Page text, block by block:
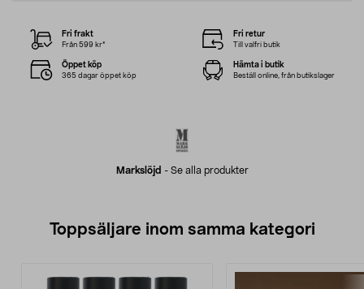
Markslöjd - Se alla produkter
Fri frakt
Från 599 kr*
Fri retur
Till valfri butik
Öppet köp
365 dagar öppet köp
Hämta i butik
Beställ online, från butikslager
Toppsäljare inom samma kategori